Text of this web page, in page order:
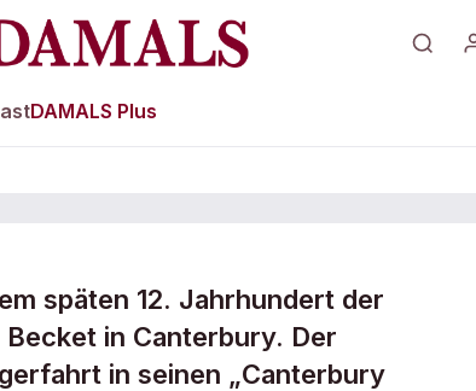
DAMALS Plus
späten 12. Jahrhundert der
in Canterbury. Der
in seinen „Canterbury